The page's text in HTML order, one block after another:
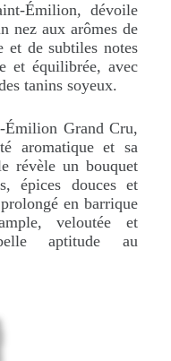
Émilion, dévoile
nez aux arômes de
et de subtiles notes
et équilibrée, avec
tanins soyeux.
Émilion Grand Cru,
aromatique et sa
révèle un bouquet
épices douces et
en barrique
veloutée et
aptitude au